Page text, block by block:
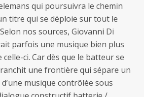
qui poursuivra le chemin
titre qui se déploie sur tout le
nos sources, Giovanni Di
parfois une musique bien plus
ci. Car dès que le batteur se
une frontière qui sépare un
musique contrôlée sous